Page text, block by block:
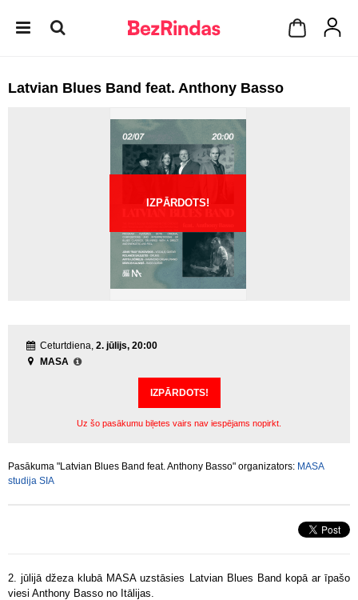
Latvian Blues Band feat. Anthony Basso
IZPĀRDOTS!
Ceturtdiena, 2. jūlijs, 20:00
MASA
IZPĀRDOTS!
Uz šo pasākumu biļetes vairs nav iespējams nopirkt.
Pasākuma "Latvian Blues Band feat. Anthony Basso" organizators: MASA
studija SIA
2. jūlijā džeza klubā MASA uzstāsies Latvian Blues Band kopā ar īpašo
viesi Anthony Basso no Itālijas.